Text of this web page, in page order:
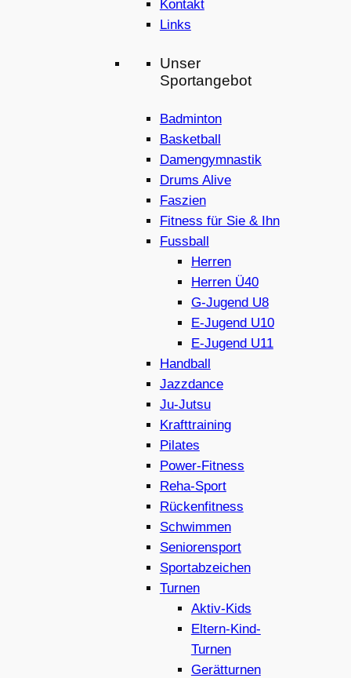
Kontakt
Links
Unser
Sportangebot
Badminton
Basketball
Damengymnastik
Drums Alive
Faszien
Fitness für Sie & Ihn
Fussball
Herren
Herren Ü40
G-Jugend U8
E-Jugend U10
E-Jugend U11
Handball
Jazzdance
Ju-Jutsu
Krafttraining
Pilates
Power-Fitness
Reha-Sport
Rückenfitness
Schwimmen
Seniorensport
Sportabzeichen
Turnen
Aktiv-Kids
Eltern-Kind-
Turnen
Gerätturnen